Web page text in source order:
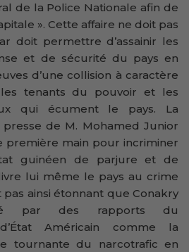
de la Police Nationale afin de
». Cette affaire ne doit pas
doit permettre d’assainir les
et de sécurité du pays en
d’une collision à caractère
tenants du pouvoir et les
qui écument le pays. La
de M. Mohamed Junior
première main pour incriminer
guinéen de parjure et de
lui même le pays au crime
pas ainsi étonnant que Conakry
par des rapports du
Américain comme la
tournante du narcotrafic en